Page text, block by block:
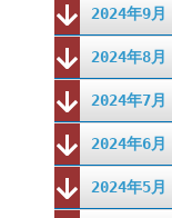
2024年9月
2024年8月
2024年7月
2024年6月
2024年5月